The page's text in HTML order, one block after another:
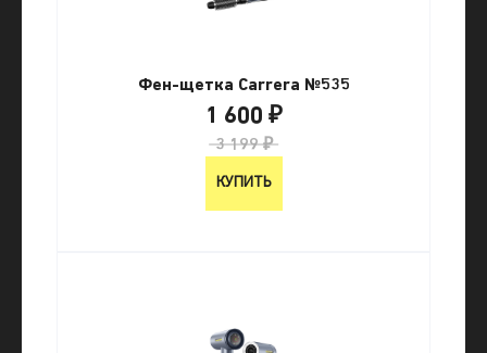
Фен-щетка Carrera №535
1 600 ₽
3 199 ₽
КУПИТЬ